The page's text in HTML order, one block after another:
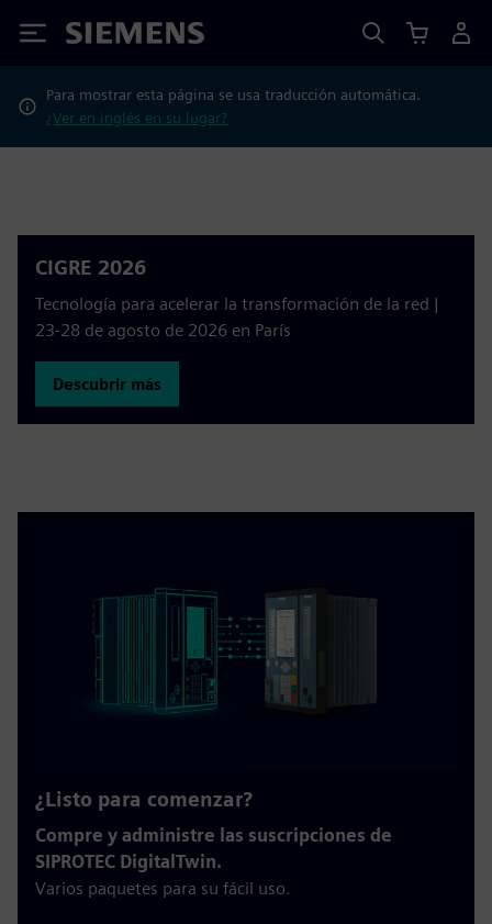
Siemens
Para mostrar esta página se usa traducción automática.
¿Ver en inglés en su lugar?
CIGRE 2026
Tecnología para acelerar la transformación de la red |
23-28 de agosto de 2026 en París
Descubrir más
¿Listo para comenzar?
Compre y administre las suscripciones de
SIPROTEC DigitalTwin.
Varios paquetes para su fácil uso.